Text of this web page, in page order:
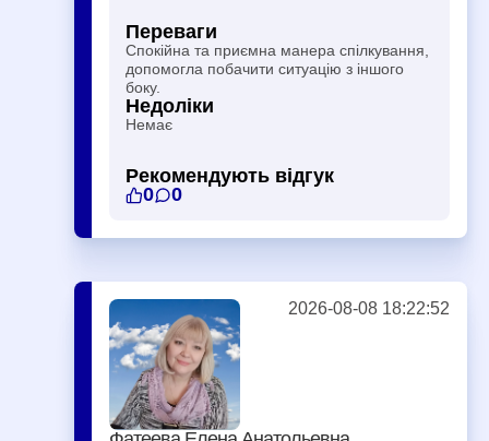
Переваги
Спокійна та приємна манера спілкування,
допомогла побачити ситуацію з іншого
боку.
Недоліки
Немає
Рекомендують відгук
0
0
2026-08-08 18:22:52